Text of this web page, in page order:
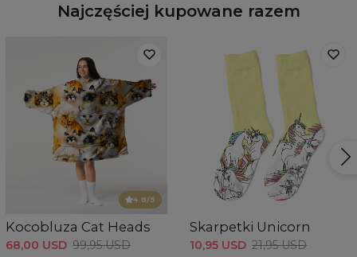
Najczęściej kupowane razem
4.8/5
Kocobluza Cat Heads
68,00 USD 99,95 USD
Skarpetki Unicorn
10,95 USD 21,95 USD